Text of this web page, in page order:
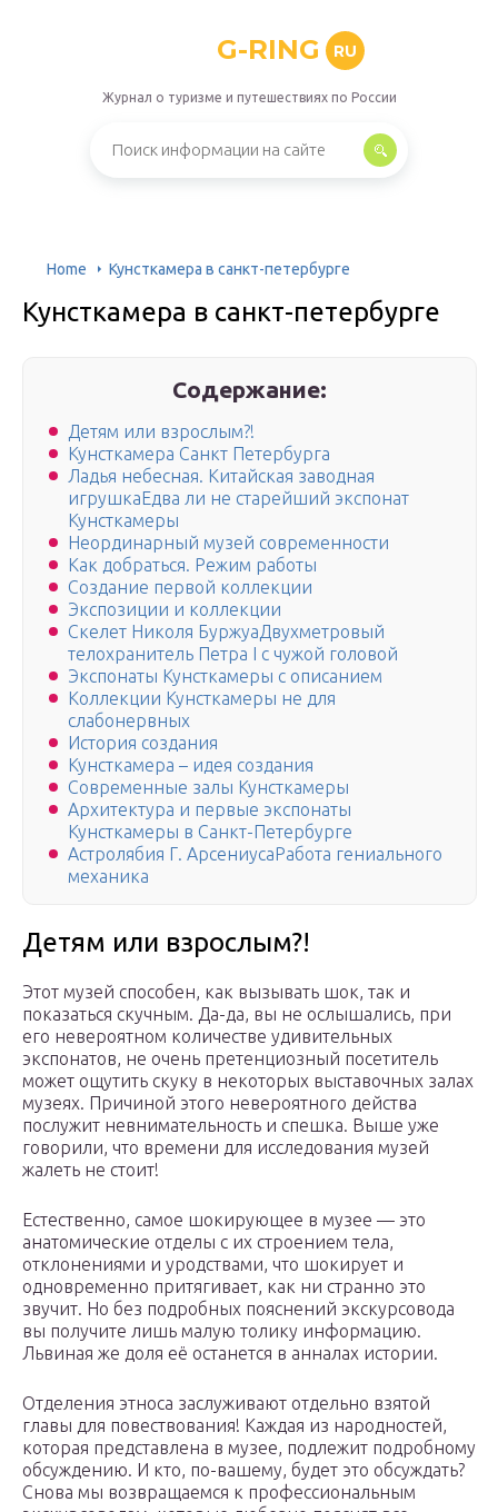
G-RING RU
Журнал о туризме и путешествиях по России
Home Кунсткамера в санкт-петербурге
Кунсткамера в санкт-петербурге
Содержание:
Детям или взрослым?!
Кунсткамера Санкт Петербурга
Ладья небесная. Китайская заводная
игрушкаЕдва ли не старейший экспонат
Кунсткамеры
Неординарный музей современности
Как добраться. Режим работы
Создание первой коллекции
Экспозиции и коллекции
Скелет Николя БуржуаДвухметровый
телохранитель Петра I с чужой головой
Экспонаты Кунсткамеры с описанием
Коллекции Кунсткамеры не для
слабонервных
История создания
Кунсткамера – идея создания
Современные залы Кунсткамеры
Архитектура и первые экспонаты
Кунсткамеры в Санкт-Петербурге
Астролябия Г. АрсениусаРабота гениального
механика
Детям или взрослым?!
Этот музей способен, как вызывать шок, так и
показаться скучным. Да-да, вы не ослышались, при
его невероятном количестве удивительных
экспонатов, не очень претенциозный посетитель
может ощутить скуку в некоторых выставочных залах
музеях. Причиной этого невероятного действа
послужит невнимательность и спешка. Выше уже
говорили, что времени для исследования музей
жалеть не стоит!
Естественно, самое шокирующее в музее — это
анатомические отделы с их строением тела,
отклонениями и уродствами, что шокирует и
одновременно притягивает, как ни странно это
звучит. Но без подробных пояснений экскурсовода
вы получите лишь малую толику информацию.
Львиная же доля её останется в анналах истории.
Отделения этноса заслуживают отдельно взятой
главы для повествования! Каждая из народностей,
которая представлена в музее, подлежит подробному
обсуждению. И кто, по-вашему, будет это обсуждать?
Снова мы возвращаемся к профессиональным